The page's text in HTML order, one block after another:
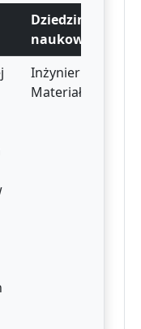
Dziedzina
naukowa
Inżynieria
Materiałowa